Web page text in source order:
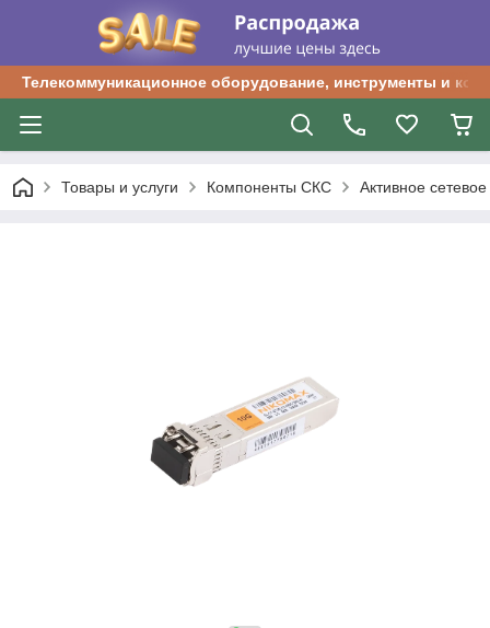
Телекоммуникационное оборудование, инструменты и
Товары и услуги Компоненты СКС Активное